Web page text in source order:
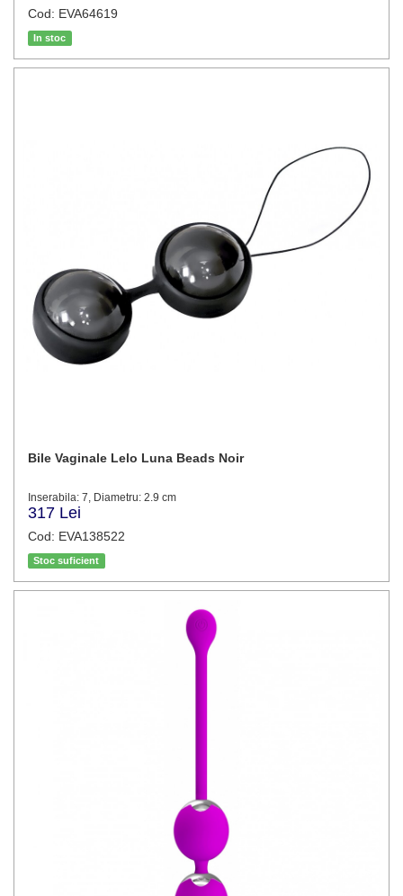
Cod: EVA64619
In stoc
Bile Vaginale Lelo Luna Beads Noir
Inserabila: 7, Diametru: 2.9 cm
317 Lei
Cod: EVA138522
Stoc suficient